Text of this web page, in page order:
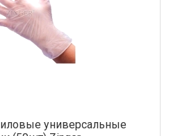
универсальные